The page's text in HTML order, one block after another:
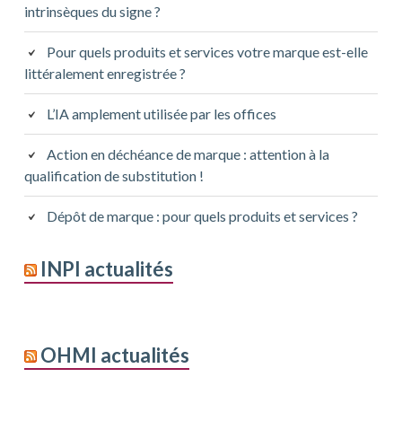
intrinsèques du signe ?
Pour quels produits et services votre marque est-elle
littéralement enregistrée ?
L’IA amplement utilisée par les offices
Action en déchéance de marque : attention à la
qualification de substitution !
Dépôt de marque : pour quels produits et services ?
INPI actualités
OHMI actualités